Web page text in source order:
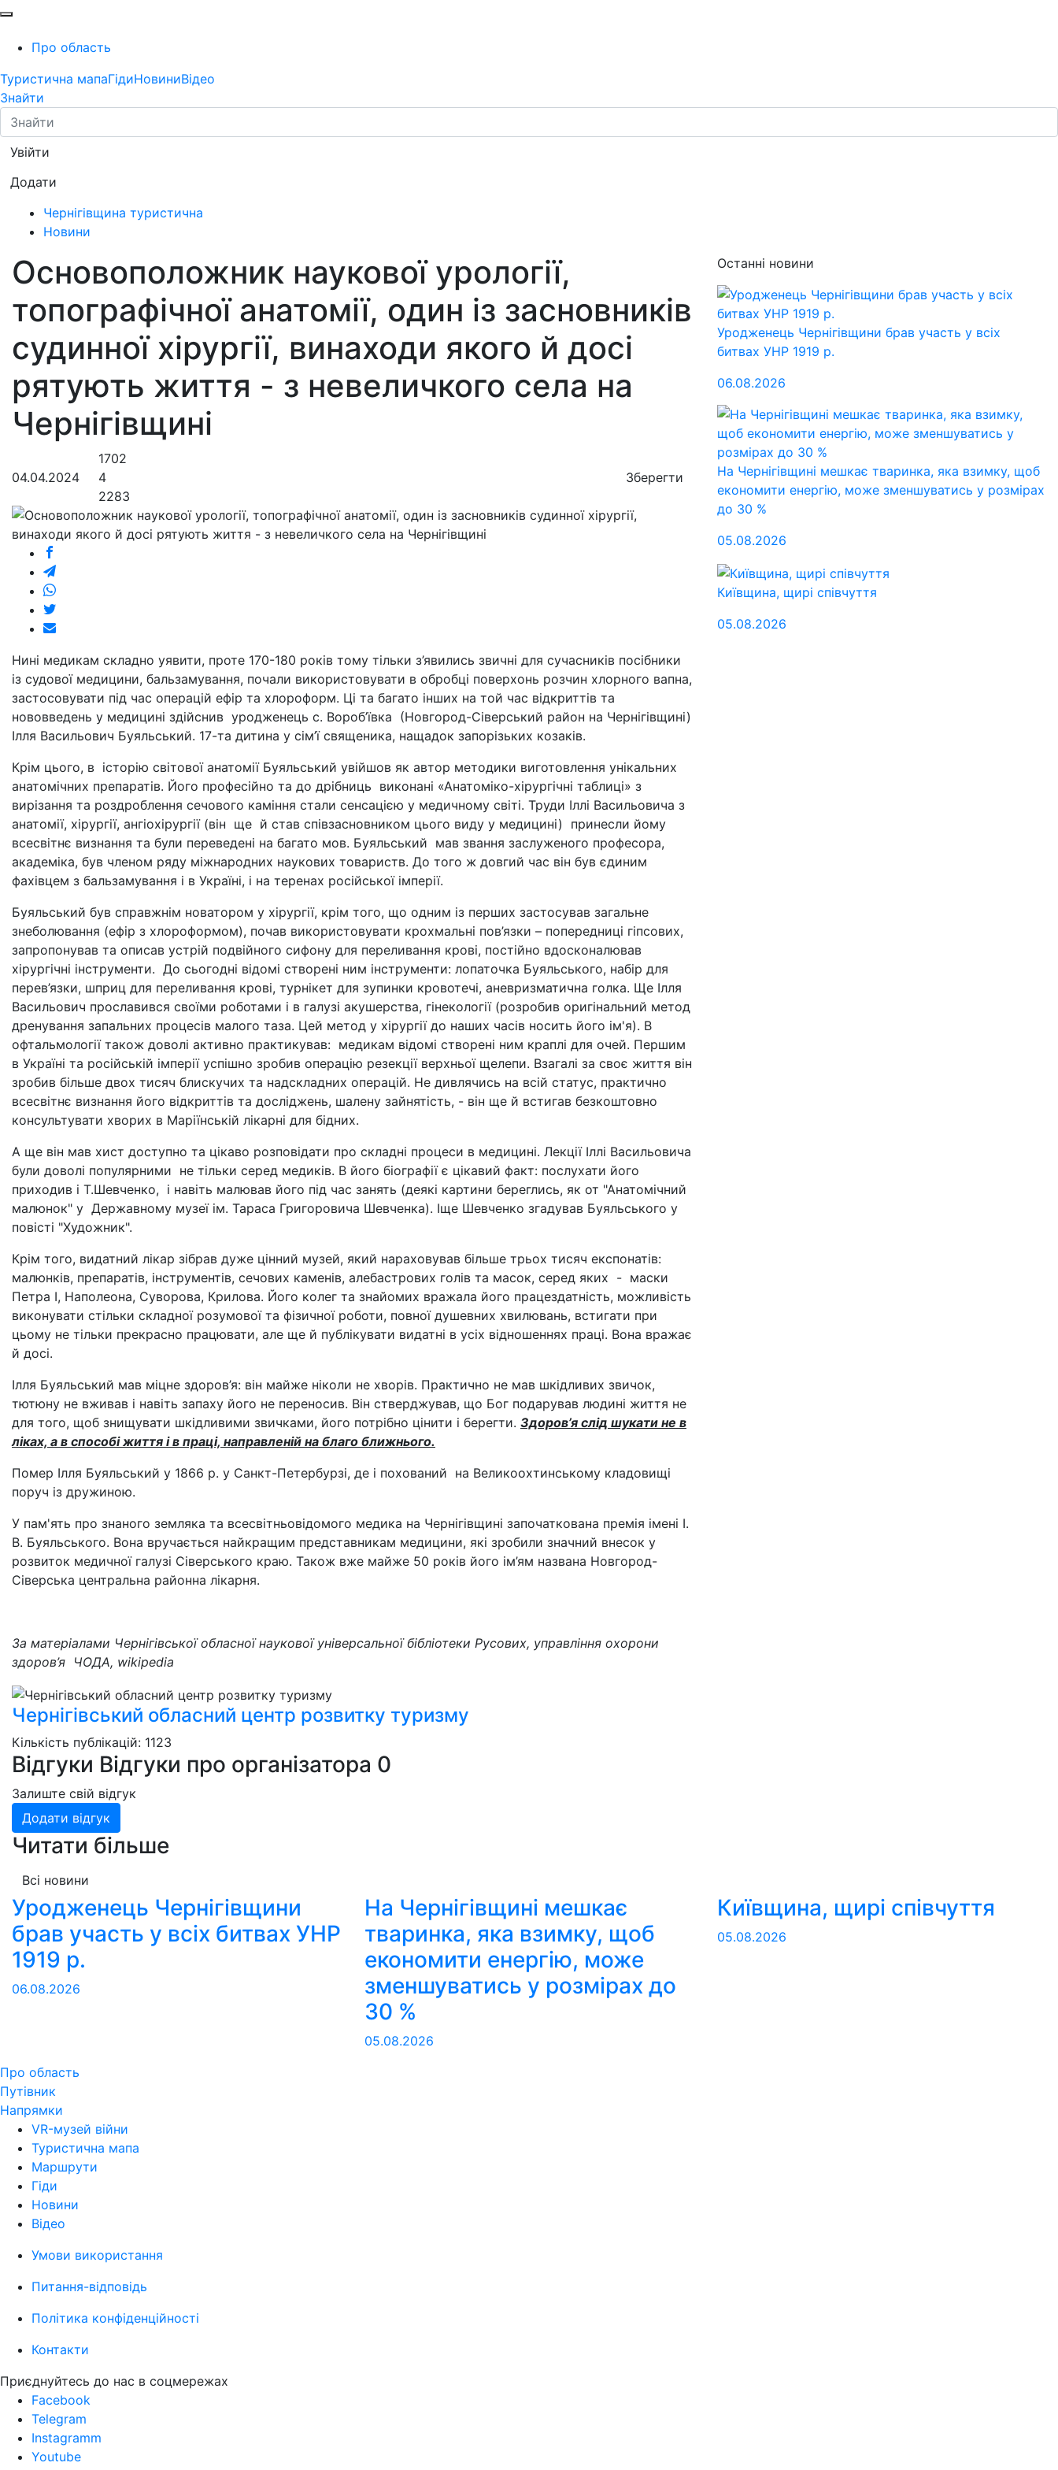
Про область
Туристична мапаГідиНовиниВідео
Знайти
Увійти
Додати
Чернігівщина туристична
Новини
Основоположник наукової урології,
топографічної анатомії, один із засновників
судинної хірургії, винаходи якого й досі
рятують життя - з невеличкого села на
Чернігівщині
04.04.2024
1702
4
2283
Зберегти
Нині медикам складно уявити, проте 170-180 років тому тільки з’явились звичні для сучасників посібники
із судової медицини, бальзамування, почали використовувати в обробці поверхонь розчин хлорного вапна,
застосовувати під час операцій ефір та хлороформ. Ці та багато інших на той час відкриттів та
нововведень у медицині здійснив уродженець с. Вороб’ївка (Новгород-Сіверський район на Чернігівщині)
Ілля Васильович Буяльський. 17-та дитина у сім’ї священика, нащадок запорізьких козаків.
Крім цього, в історію світової анатомії Буяльський увійшов як автор методики виготовлення унікальних
анатомічних препаратів. Його професійно та до дрібниць виконані «Анатоміко-хірургічні таблиці» з
вирізання та роздроблення сечового каміння стали сенсацією у медичному світі. Труди Іллі Васильовича з
анатомії, хірургії, ангіохірургії (він ще й став співзасновником цього виду у медицині) принесли йому
всесвітнє визнання та були переведені на багато мов. Буяльський мав звання заслуженого професора,
академіка, був членом ряду міжнародних наукових товариств. До того ж довгий час він був єдиним
фахівцем з бальзамування і в Україні, і на теренах російської імперії.
Буяльський був справжнім новатором у хірургії, крім того, що одним із перших застосував загальне
знеболювання (ефір з хлороформом), почав використовувати крохмальні пов’язки – попередниці гіпсових,
запропонував та описав устрій подвійного сифону для переливання крові, постійно вдосконалював
хірургічні інструменти. До сьогодні відомі створені ним інструменти: лопаточка Буяльського, набір для
перев’язки, шприц для переливання крові, турнікет для зупинки кровотечі, аневризматична голка. Ще Ілля
Васильович прославився своїми роботами і в галузі акушерства, гінекології (розробив оригінальний метод
дренування запальних процесів малого таза. Цей метод у хірургії до наших часів носить його ім'я). В
офтальмології також доволі активно практикував: медикам відомі створені ним краплі для очей. Першим
в Україні та російській імперії успішно зробив операцію резекції верхньої щелепи. Взагалі за своє життя він
зробив більше двох тисяч блискучих та надскладних операцій. Не дивлячись на всій статус, практично
всесвітнє визнання його відкриттів та досліджень, шалену зайнятість, - він ще й встигав безкоштовно
консультувати хворих в Маріїнській лікарні для бідних.
А ще він мав хист доступно та цікаво розповідати про складні процеси в медицині. Лекції Іллі Васильовича
були доволі популярними не тільки серед медиків. В його біографії є цікавий факт: послухати його
приходив і Т.Шевченко, і навіть малював його під час занять (деякі картини береглись, як от "Анатомічний
малюнок" у Державному музеї ім. Тараса Григоровича Шевченка). Іще Шевченко згадував Буяльського у
повісті "Художник".
Крім того, видатний лікар зібрав дуже цінний музей, який нараховував більше трьох тисяч експонатів:
малюнків, препаратів, інструментів, сечових каменів, алебастрових голів та масок, серед яких - маски
Петра І, Наполеона, Суворова, Крилова. Його колег та знайомих вражала його працездатність, можливість
виконувати стільки складної розумової та фізичної роботи, повної душевних хвилювань, встигати при
цьому не тільки прекрасно працювати, але ще й публікувати видатні в усіх відношеннях праці. Вона вражає
й досі.
Ілля Буяльський мав міцне здоров’я: він майже ніколи не хворів. Практично не мав шкідливих звичок,
тютюну не вживав і навіть запаху його не переносив. Він стверджував, що Бог подарував людині життя не
для того, щоб знищувати шкідливими звичками, його потрібно цінити і берегти. Здоров’я слід шукати не в
ліках, а в способі життя і в праці, направленій на благо ближнього.
Помер Ілля Буяльський у 1866 р. у Санкт-Петербурзі, де і похований на Великоохтинському кладовищі
поруч із дружиною.
У пам'ять про знаного земляка та всесвітньовідомого медика на Чернігівщині започаткована премія імені І.
В. Буяльського. Вона вручається найкращим представникам медицини, які зробили значний внесок у
розвиток медичної галузі Сіверського краю. Також вже майже 50 років його ім’ям названа Новгород-
Сіверська центральна районна лікарня.
За матеріалами Чернігівської обласної наукової універсальної бібліотеки Русових, управління охорони
здоров’я ЧОДА, wikipedia
Чернігівський обласний центр розвитку туризму
Кількість публікацій: 1123
Відгуки Відгуки про організатора 0
Залиште свій відгук
Додати відгук
Останні новини
Уродженець Чернігівщини брав участь у всіх
битвах УНР 1919 р.
06.08.2026
На Чернігівщині мешкає тваринка, яка взимку, щоб
економити енергію, може зменшуватись у розмірах
до 30 %
05.08.2026
Київщина, щирі співчуття
05.08.2026
Читати більше
Всі новини
Уродженець Чернігівщини
брав участь у всіх битвах УНР
1919 р.
06.08.2026
На Чернігівщині мешкає
тваринка, яка взимку, щоб
економити енергію, може
зменшуватись у розмірах до
30 %
05.08.2026
Київщина, щирі співчуття
05.08.2026
Про область
Путівник
Напрямки
VR-музей війни
Туристична мапа
Маршрути
Гіди
Новини
Відео
Умови використання
Питання-відповідь
Політика конфіденційності
Контакти
Приєднуйтесь до нас в соцмережах
Facebook
Telegram
Instagramm
Youtube